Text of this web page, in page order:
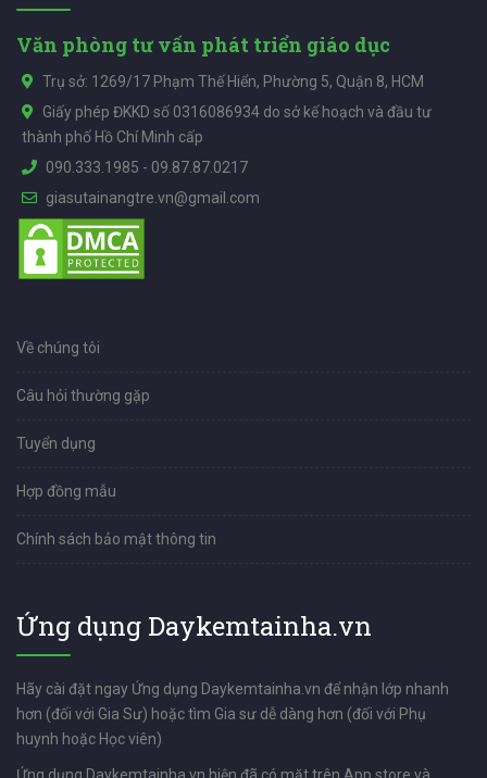
Văn phòng tư vấn phát triển giáo dục
Trụ sở: 1269/17 Phạm Thế Hiển, Phường 5, Quận 8, HCM
Giấy phép ĐKKD số 0316086934 do sở kế hoạch và đầu tư
thành phố Hồ Chí Minh cấp
090.333.1985 - 09.87.87.0217
giasutainangtre.vn@gmail.com
Về chúng tôi
Câu hỏi thường gặp
Tuyển dụng
Hợp đồng mẫu
Chính sách bảo mật thông tin
Ứng dụng Daykemtainha.vn
Hãy cài đặt ngay Ứng dụng Daykemtainha.vn để nhận lớp nhanh
hơn (đối với Gia Sư) hoặc tìm Gia sư dễ dàng hơn (đối với Phụ
huynh hoặc Học viên)